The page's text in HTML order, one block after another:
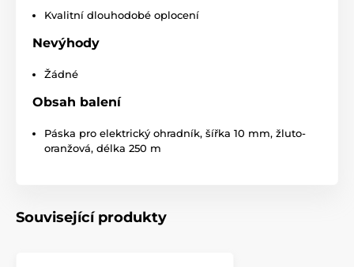
Produkt je zařazen v kategoriích
Kvalitní dlouhodobé oplocení
Nevýhody
Žádné
Obsah balení
Páska pro elektrický ohradník, šířka 10 mm, žluto-
oranžová, délka 250 m
Související produkty